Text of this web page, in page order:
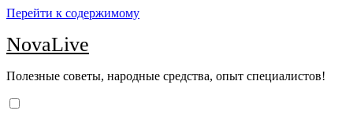
Перейти к содержимому
NovaLive
Полезные советы, народные средства, опыт специалистов!